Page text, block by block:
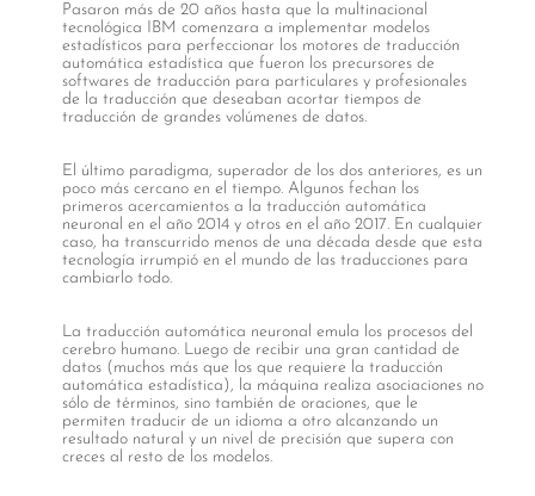
Pasaron más de 20 años hasta que la multinacional
tecnológica IBM comenzara a implementar modelos
estadísticos para perfeccionar los motores de traducción
automática estadística que fueron los precursores de
softwares de traducción para particulares y profesionales
de la traducción que deseaban acortar tiempos de
traducción de grandes volúmenes de datos.
El último paradigma, superador de los dos anteriores, es un
poco más cercano en el tiempo. Algunos fechan los
primeros acercamientos a la traducción automática
neuronal en el año 2014 y otros en el año 2017. En cualquier
caso, ha transcurrido menos de una década desde que esta
tecnología irrumpió en el mundo de las traducciones para
cambiarlo todo.
La traducción automática neuronal emula los procesos del
cerebro humano. Luego de recibir una gran cantidad de
datos (muchos más que los que requiere la traducción
automática estadística), la máquina realiza asociaciones no
sólo de términos, sino también de oraciones, que le
permiten traducir de un idioma a otro alcanzando un
resultado natural y un nivel de precisión que supera con
creces al resto de los modelos.